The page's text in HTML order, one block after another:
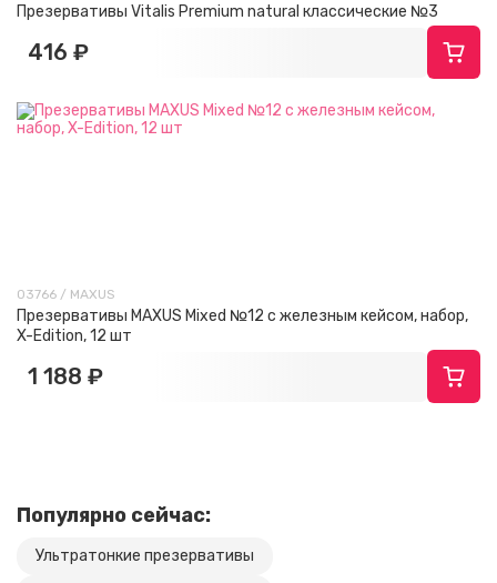
Презервативы Vitalis Premium natural классические №3
416 ₽
03766 / MAXUS
Презервативы MAXUS Mixed №12 с железным кейсом, набор,
X-Edition, 12 шт
1 188 ₽
Популярно сейчас:
Ультратонкие презервативы